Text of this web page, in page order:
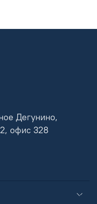
Дегунино,
офис 328